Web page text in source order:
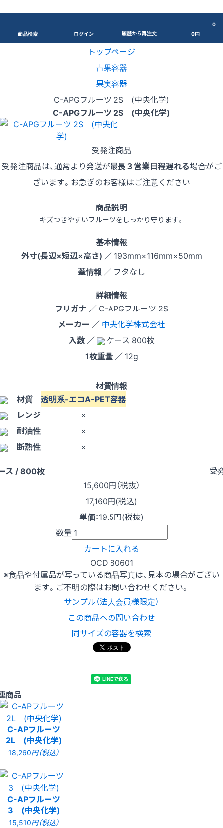
商品検索 ログイン 履歴から再注文
0
0円
トップページ
青果容器
果実容器
C-APGフルーツ 2S (中央化学)
C-APGフルーツ 2S (中央化学)
受発注商品
受発注商品は、通常より発送が最長３営業日程遅れる場合がご
ざいます。お急ぎのお客様はご注意ください
商品説明
キズつきやすいフルーツをしっかり守ります。
基本情報
外寸(長辺×短辺×高さ) ／ 193mm×116mm×50mm
蓋情報 ／ フタなし
詳細情報
フリガナ ／ C-APGフルーツ 2S
メーカー ／ 中央化学株式会社
入数／
ケース 800枚
1枚重量／ 12g
材質情報
材質 透明系-エコA-PET容器
レンジ
×
耐油性
×
断熱性
×
ス / 800枚
受
15,600円（税抜）
17,160円(税込)
単価：19.5円(税抜)
数量
カートに入れる
OCD 80601
※食品や付属品が写っている商品写真は、見本の場合がござい
ます。ご不明の際はお問い合わせください。
サンプル（法人会員様限定）
この商品への問い合わせ
同サイズの容器を検索
商品
C-APフルーツ
2L (中央化学)
18,260円（税込）
C-APフルーツ
3 (中央化学)
15,510円（税込）